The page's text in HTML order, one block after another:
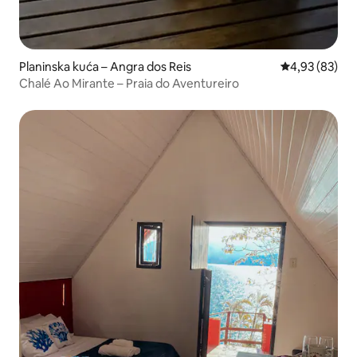
Planinska kuća – Angra dos Reis Prosječna
4,93 (83)
Chalé Ao Mirante – Praia do Aventureiro